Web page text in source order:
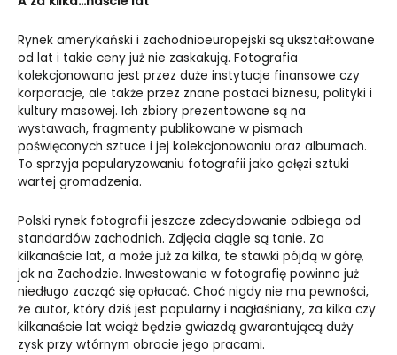
Rynek amerykański i zachodnioeuropejski są ukształtowane
od lat i takie ceny już nie zaskakują. Fotografia
kolekcjonowana jest przez duże instytucje finansowe czy
korporacje, ale także przez znane postaci biznesu, polityki i
kultury masowej. Ich zbiory prezentowane są na
wystawach, fragmenty publikowane w pismach
poświęconych sztuce i jej kolekcjonowaniu oraz albumach.
To sprzyja popularyzowaniu fotografii jako gałęzi sztuki
wartej gromadzenia.
Polski rynek fotografii jeszcze zdecydowanie odbiega od
standardów zachodnich. Zdjęcia ciągle są tanie. Za
kilkanaście lat, a może już za kilka, te stawki pójdą w górę,
jak na Zachodzie. Inwestowanie w fotografię powinno już
niedługo zacząć się opłacać. Choć nigdy nie ma pewności,
że autor, który dziś jest popularny i nagłaśniany, za kilka czy
kilkanaście lat wciąż będzie gwiazdą gwarantującą duży
zysk przy wtórnym obrocie jego pracami.